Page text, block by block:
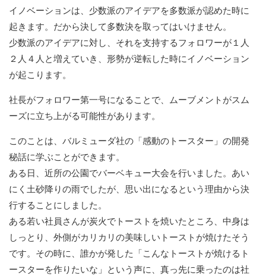
イノベーションは、少数派のアイデアを多数派が認めた時に
起きます。だから決して多数決を取ってはいけません。
少数派のアイデアに対し、それを支持するフォロワーが１人
２人４人と増えていき、形勢が逆転した時にイノベーション
が起こります。
社長がフォロワー第一号になることで、ムーブメントがスム
ーズに立ち上がる可能性があります。
このことは、バルミューダ社の「感動のトースター」の開発
秘話に学ぶことができます。
ある日、近所の公園でバーベキュー大会を行いました。あい
にく土砂降りの雨でしたが、思い出になるという理由から決
行することにしました。
ある若い社員さんが炭火でトーストを焼いたところ、中身は
しっとり、外側がカリカリの美味しいトーストが焼けたそう
です。その時に、誰かが発した「こんなトーストが焼けるト
ースターを作りたいな」という声に、真っ先に乗ったのは社